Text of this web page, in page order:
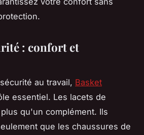
: confort et
au travail, Basket
essentiel. Les lacets de
qu'un complément. Ils
que les chaussures de